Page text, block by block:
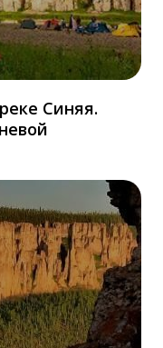
Синяя.